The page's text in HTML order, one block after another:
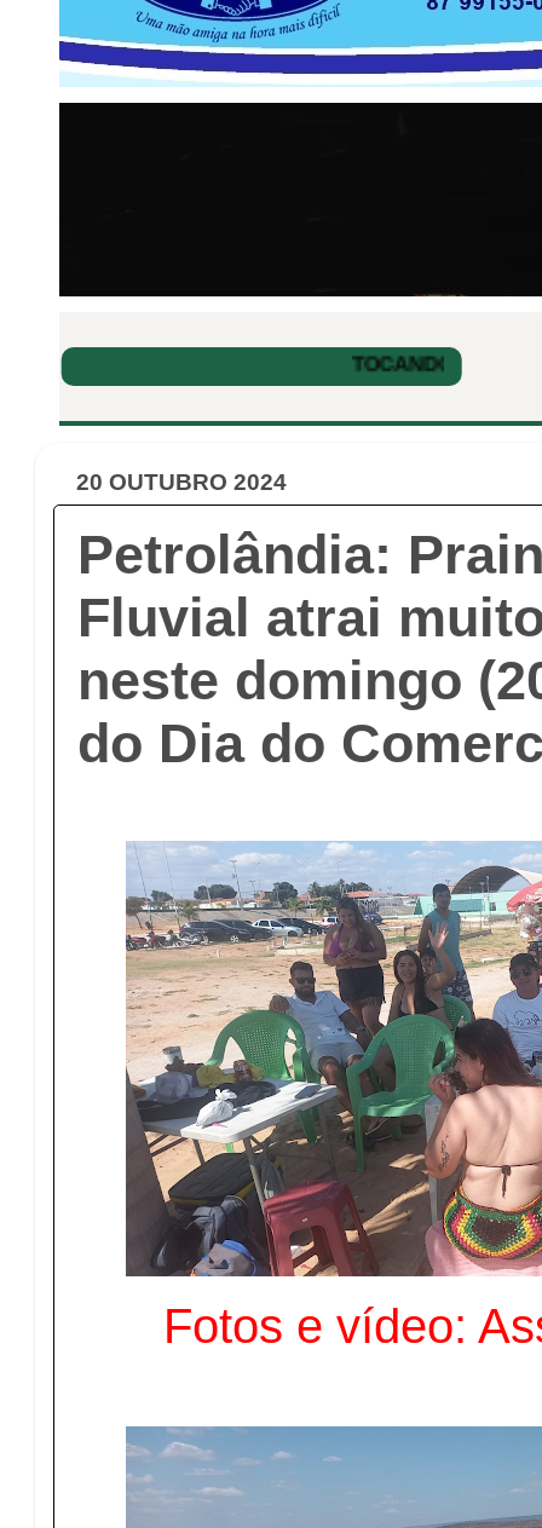
20 OUTUBRO 2024
Petrolândia:
Fluvial atrai
neste domingo
do Dia do
Fotos e vídeo: